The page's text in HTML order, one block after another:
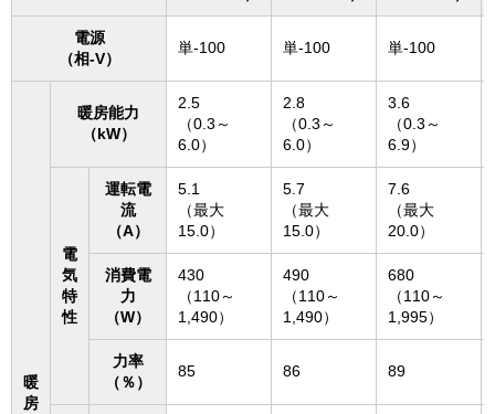
電源
（相-V）
単-100 単-100 単-100
暖
房
暖房能力
（kW）
2.5
（0.3～
6.0）
2.8
（0.3～
6.0）
3.6
（0.3～
6.9）
電
気
特
性
運転電
流
（A）
5.1
（最大
15.0）
5.7
（最大
15.0）
7.6
（最大
20.0）
消費電
力
（W）
430
（110～
1,490）
490
（110～
1,490）
680
（110～
1,995）
力率
（％）
85 86 89